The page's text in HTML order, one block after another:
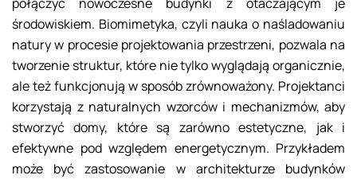
połączyć nowoczesne budynki z otaczającym je
środowiskiem. Biomimetyka, czyli nauka o naśladowaniu
natury w procesie projektowania przestrzeni, pozwala na
tworzenie struktur, które nie tylko wyglądają organicznie,
ale też funkcjonują w sposób zrównoważony. Projektanci
korzystają z naturalnych wzorców i mechanizmów, aby
stworzyć domy, które są zarówno estetyczne, jak i
efektywne pod względem energetycznym. Przykładem
może być zastosowanie w architekturze budynków